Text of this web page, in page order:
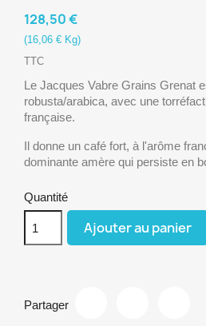
128,50 €
(16,06 € Kg)
TTC
Le Jacques Vabre Grains Grenat
robusta/arabica, avec une
française.
Il donne un café fort, à l'arôme
dominante amère qui persiste en
Quantité
Ajouter au panier
Partager